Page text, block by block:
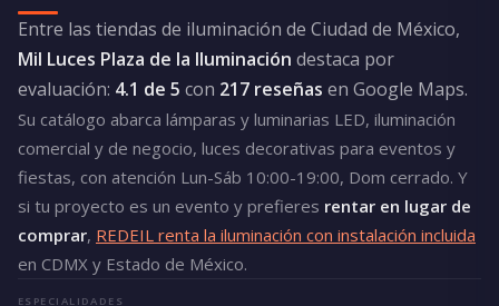
Entre las tiendas de iluminación de Ciudad de México,
Mil Luces Plaza de la Iluminación destaca por
evaluación: 4.1 de 5 con 217 reseñas en Google Maps.
Su catálogo abarca lámparas y luminarias LED, iluminación
comercial y de negocio, luces decorativas para eventos y
fiestas, con atención Lun-Sáb 10:00-19:00, Dom cerrado. Y
si tu proyecto es un evento y prefieres rentar en lugar de
comprar, REDEIL renta la iluminación con instalación incluida
en CDMX y Estado de México.
ESPECIALIDADES